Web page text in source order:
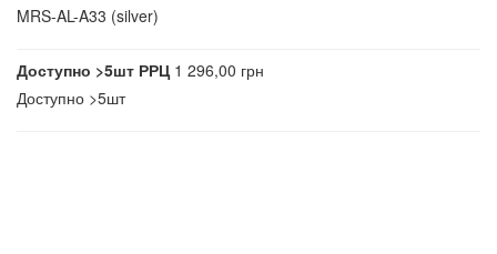
MRS-AL-A33 (silver)
Доступно >5шт РРЦ1 296,00 грн
Доступно >5шт